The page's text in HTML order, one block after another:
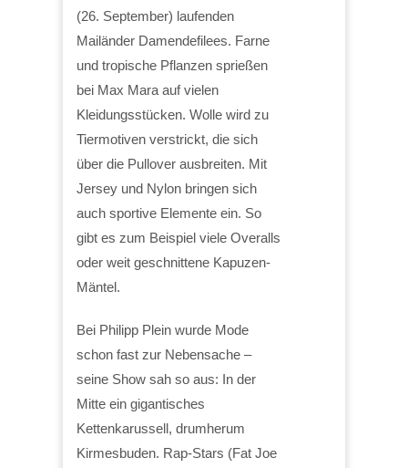
(26. September) laufenden
Mailänder Damendefilees. Farne
und tropische Pflanzen sprießen
bei Max Mara auf vielen
Kleidungsstücken. Wolle wird zu
Tiermotiven verstrickt, die sich
über die Pullover ausbreiten. Mit
Jersey und Nylon bringen sich
auch sportive Elemente ein. So
gibt es zum Beispiel viele Overalls
oder weit geschnittene Kapuzen-
Mäntel.
Bei Philipp Plein wurde Mode
schon fast zur Nebensache –
seine Show sah so aus: In der
Mitte ein gigantisches
Kettenkarussell, drumherum
Kirmesbuden. Rap-Stars (Fat Joe